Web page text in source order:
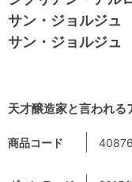
サン・ジョルジ
サン・ジョルジュ
天才醸造家と言われる
商品コード 40876